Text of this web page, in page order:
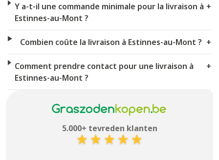
Y a-t-il une commande minimale pour la livraison à
Estinnes-au-Mont ?
+
Combien coûte la livraison à Estinnes-au-Mont ? +
Comment prendre contact pour une livraison à
Estinnes-au-Mont ?
+
5.000+ tevreden klanten